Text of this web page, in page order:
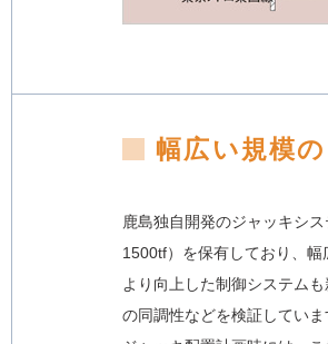
幅広い規模
鹿島独自開発のジャッキシ
1500tf）を保有しており、
より向上した制御システム
の同調性などを検証していま